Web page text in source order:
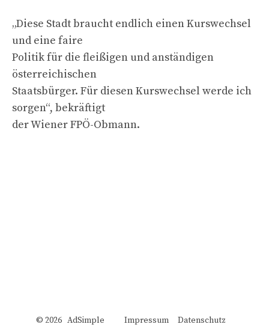
„Diese Stadt braucht endlich einen Kurswechsel
und eine faire
Politik für die fleißigen und anständigen
österreichischen
Staatsbürger. Für diesen Kurswechsel werde ich
sorgen“, bekräftigt
der Wiener FPÖ-Obmann.
© 2026 AdSimple Impressum Datenschutz